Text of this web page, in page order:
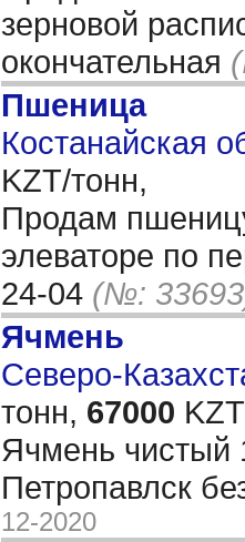
зерновой
окончательная
Пшеница
Костанайская
KZT/тонн,
Продам
элеваторе по
24-04 (№:
Ячмень
Северо-
тонн, 67000
Ячмень чистый
Петропавлск
12-2020